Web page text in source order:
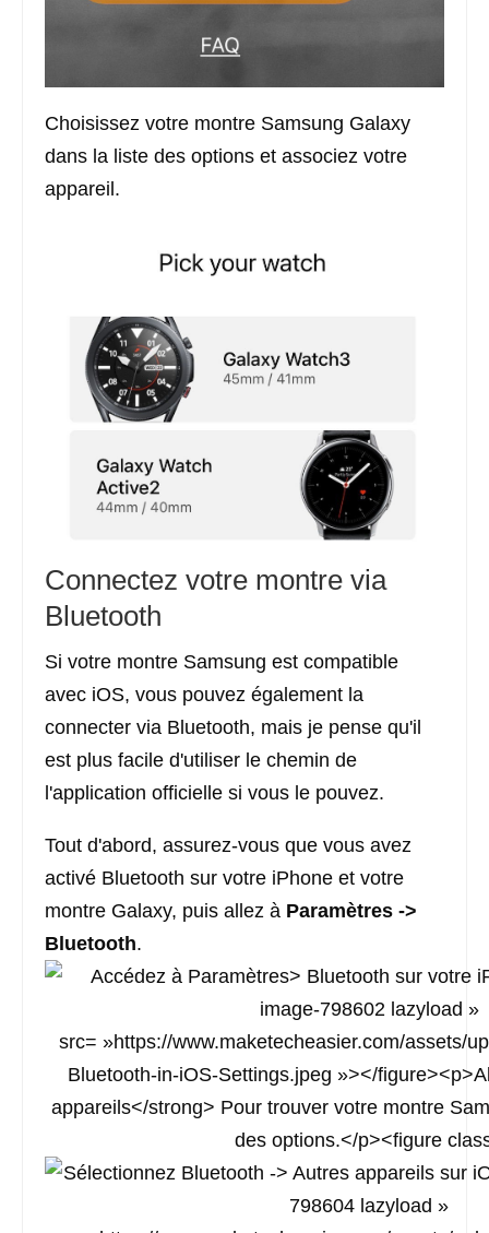
Choisissez votre montre Samsung Galaxy
dans la liste des options et associez votre
appareil.
Connectez votre montre via
Bluetooth
Si votre montre Samsung est compatible
avec iOS, vous pouvez également la
connecter via Bluetooth, mais je pense qu'il
est plus facile d'utiliser le chemin de
l'application officielle si vous le pouvez.
Tout d'abord, assurez-vous que vous avez
activé Bluetooth sur votre iPhone et votre
montre Galaxy, puis allez à Paramètres ->
Bluetooth.